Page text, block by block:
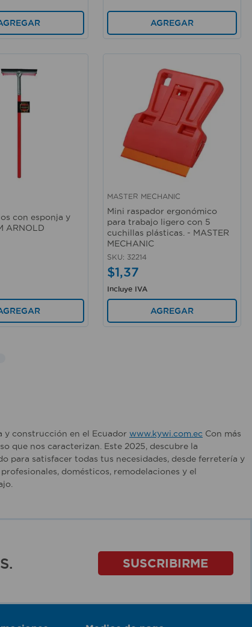
AGREGAR
con esponja y
ARNOLD
MASTER MECHANIC
Mini raspador ergonómico
para trabajo ligero con 5
cuchillas plásticas. - MASTER
MECHANIC
SKU: 32214
$1,37
Incluye IVA
AGREGAR
y construcción en el Ecuador www.kywi.com.ec Con más
que nos caracterizan. Este 2025, descubre la
para satisfacer todas tus necesidades, desde ferretería y
domésticos, remodelaciones y el
SUSCRIBIRME